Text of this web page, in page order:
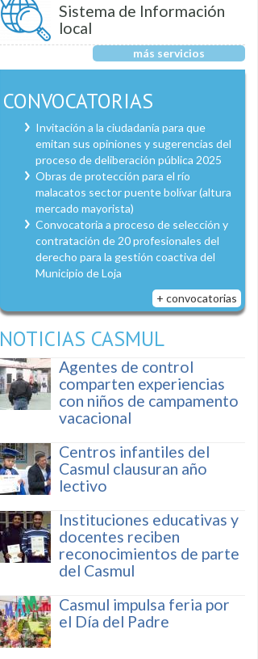
Sistema de Información
local
más servicios
CONVOCATORIAS
Invitación a la ciudadanía para que
emitan sus opiniones y sugerencias del
proceso de deliberación pública 2025
Obras de protección para el río
malacatos sector puente bolívar (altura
mercado mayorista)
Convocatoria a proceso de selección y
contratación de 20 profesionales del
derecho para la gestión coactiva del
Municipio de Loja
+ convocatorias
NOTICIAS CASMUL
Agentes de control
comparten experiencias
con niños de campamento
vacacional
Centros infantiles del
Casmul clausuran año
lectivo
Instituciones educativas y
docentes reciben
reconocimientos de parte
del Casmul
Casmul impulsa feria por
el Día del Padre